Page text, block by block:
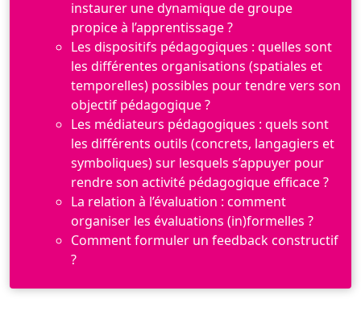
instaurer une dynamique de groupe
propice à l’apprentissage ?
Les dispositifs pédagogiques : quelles sont
les différentes organisations (spatiales et
temporelles) possibles pour tendre vers son
objectif pédagogique ?
Les médiateurs pédagogiques : quels sont
les différents outils (concrets, langagiers et
symboliques) sur lesquels s’appuyer pour
rendre son activité pédagogique efficace ?
La relation à l’évaluation : comment
organiser les évaluations (in)formelles ?
Comment formuler un feedback constructif
?